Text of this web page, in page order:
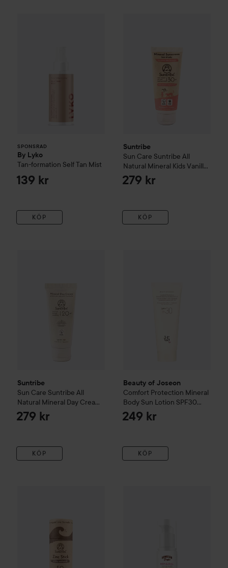
SPONSRAD
By Lyko
Tan-formation Self Tan Mist
139 kr
KÖP
Suntribe
Sun Care Suntribe All
Natural Mineral Kids Vanilla
Sunscreen Spf 30
279 kr
KÖP
Suntribe
Sun Care Suntribe All
Natural Mineral Day Cream
Spf 20 40 ml
279 kr
KÖP
Beauty of Joseon
Comfort Protection Mineral
Body Sun Lotion SPF30
Face & Body
249 kr
KÖP